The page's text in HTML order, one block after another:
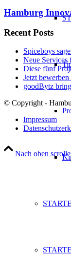
Hamburg
Recent Posts
Spiceboys
Neue Services
Diese fünf
Jetzt
goodBytz
© Copyright -
Impressum
Nach oben